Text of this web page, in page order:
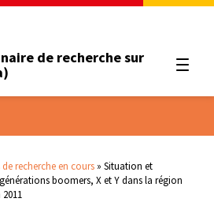
de recherche sur
recherche en cours » Situation et
boomers, X et Y dans la région